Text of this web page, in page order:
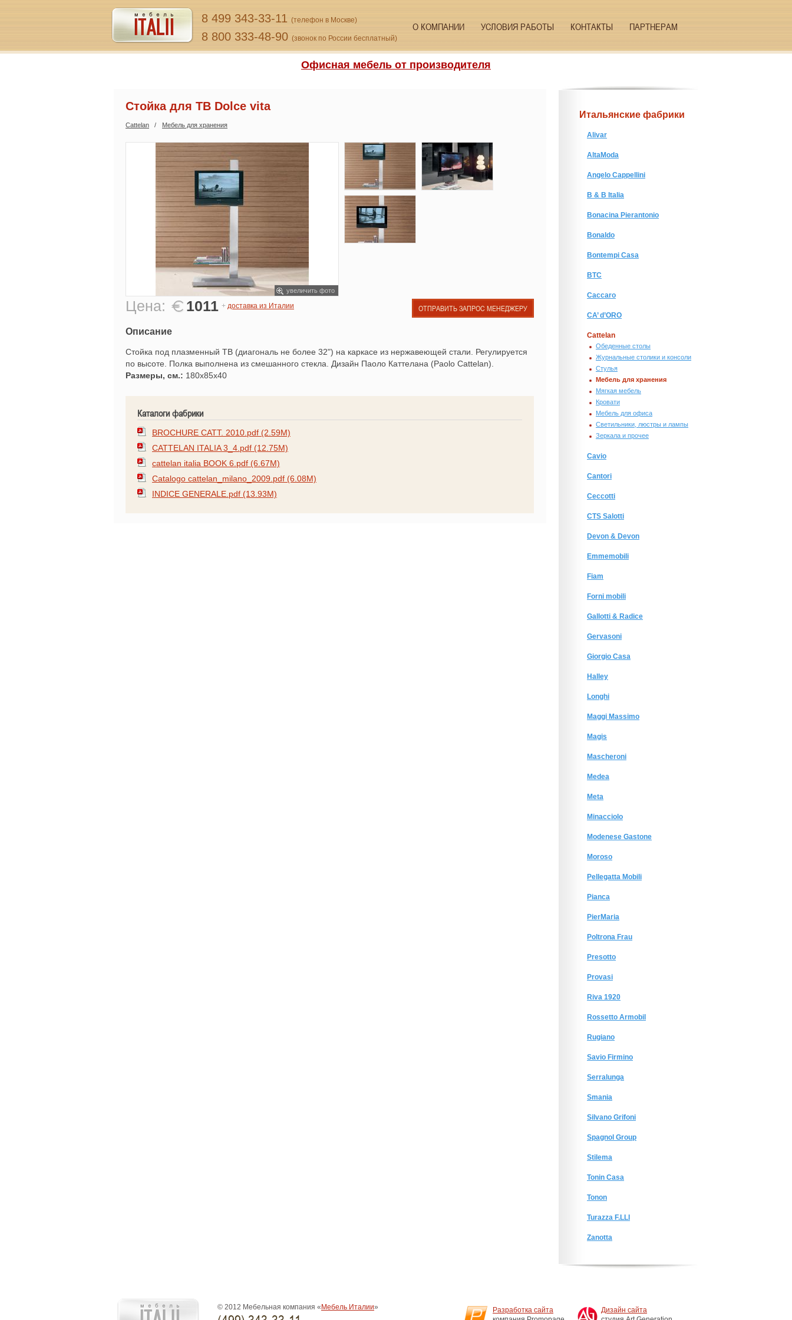
8 499 343-33-11 (телефон в Москве)
8 800 333-48-90 (звонок по России бесплатный)
О КОМПАНИИ УСЛОВИЯ РАБОТЫ КОНТАКТЫ ПАРТНЕРАМ
Офисная мебель от производителя
Стойка для ТВ Dolce vita
Cattelan Мебель для хранения
увеличить фото
Цена: 1011 + доставка из Италии ОТПРАВИТЬ ЗАПРОС МЕНЕДЖЕРУ
Описание
Стойка под плазменный ТВ (диагональ не более 32") на каркасе из нержавеющей стали. Регулируется
по высоте. Полка выполнена из смешанного стекла. Дизайн Паоло Каттелана (Paolo Cattelan).
Размеры, см.: 180x85x40
Каталоги фабрики
BROCHURE CATT. 2010.pdf (2.59M)
CATTELAN ITALIA 3_4.pdf (12.75M)
cattelan italia BOOK 6.pdf (6.67M)
Catalogo cattelan_milano_2009.pdf (6.08M)
INDICE GENERALE.pdf (13.93M)
Итальянские фабрики
Alivar
AltaModa
Angelo Cappellini
B & B Italia
Bonacina Pierantonio
Bonaldo
Bontempi Casa
BTC
Caccaro
CA’ d’ORO
Cattelan
Обеденные столы
Журнальные столики и консоли
Стулья
Мебель для хранения
Мягкая мебель
Кровати
Мебель для офиса
Светильники, люстры и лампы
Зеркала и прочее
Cavio
Cantori
Ceccotti
CTS Salotti
Devon & Devon
Emmemobili
Fiam
Forni mobili
Gallotti & Radice
Gervasoni
Giorgio Сasa
Halley
Longhi
Maggi Massimo
Magis
Mascheroni
Medea
Meta
Minacciolo
Modenese Gastone
Moroso
Pellegatta Mobili
Pianca
PierMaria
Poltrona Frau
Presotto
Provasi
Riva 1920
Rossetto Armobil
Rugiano
Savio Firmino
Serralunga
Smania
Silvano Grifoni
Spagnol Group
Stilema
Tonin Casa
Tonon
Turazza F.LLI
Zanotta
© 2012 Мебельная компания « Мебель Италии»
Дизайн сайта
Разработка сайта